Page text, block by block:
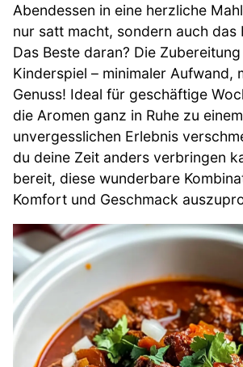
Abendessen in eine herzliche
nur satt macht, sondern auch das
Das Beste daran? Die
Kinderspiel – minimaler Aufwand,
Genuss! Ideal für geschäftige
die Aromen ganz in Ruhe zu einem
unvergesslichen Erlebnis
du deine Zeit anders verbringen
bereit, diese wunderbare
Komfort und Geschmack